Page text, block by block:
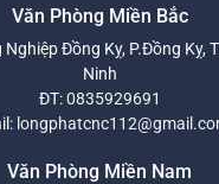
Văn Phòng Miền Bắc
Đồng Kỵ, P.Đồng Kỵ,
Ninh
ĐT:0835929691
Văn Phòng Miền Nam